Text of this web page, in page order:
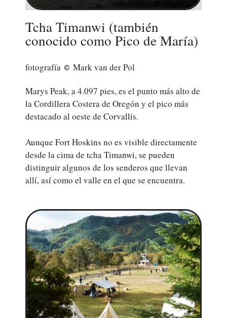
Tcha Timanwi (también
conocido como Pico de María)
fotografía © Mark van der Pol
Marys Peak, a 4.097 pies, es el punto más alto de
la Cordillera Costera de Oregón y el pico más
destacado al oeste de Corvallis.
Aunque Fort Hoskins no es visible directamente
desde la cima de tcha Timanwi, se pueden
distinguir algunos de los senderos que llevan
allí, así como el valle en el que se encuentra.